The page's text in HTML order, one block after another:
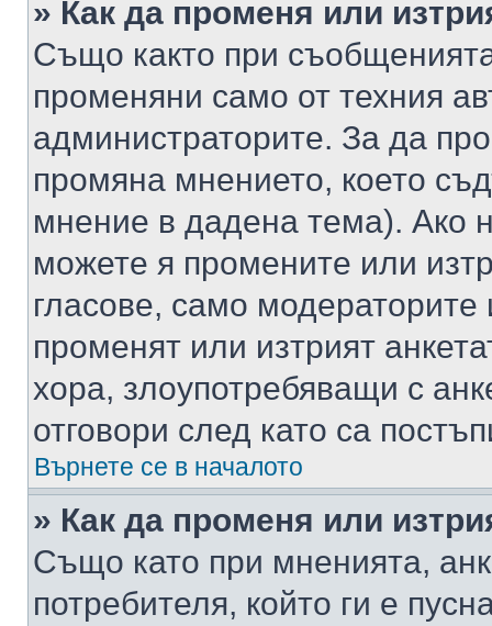
» Как да променя или
Също както при
променяни само от техния
администраторите. За да
промяна мнението, което
мнение в дадена тема). Ако
можете я промените или
гласове, само
променят или изтрият
хора, злоупотребяващи с
отговори след като са
Върнете се в началото
» Как да променя или
Също като при мненията,
потребителя, който ги е